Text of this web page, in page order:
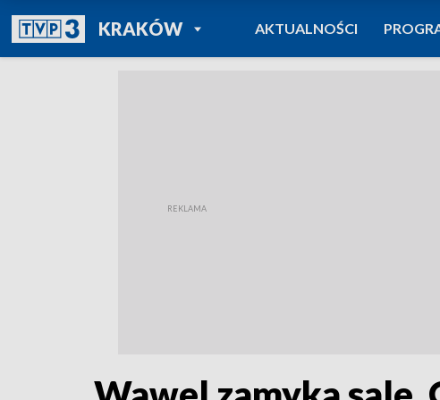
KRAKÓWPOWRÓT DO
TVP REGIONY
AKTUALNOŚCI